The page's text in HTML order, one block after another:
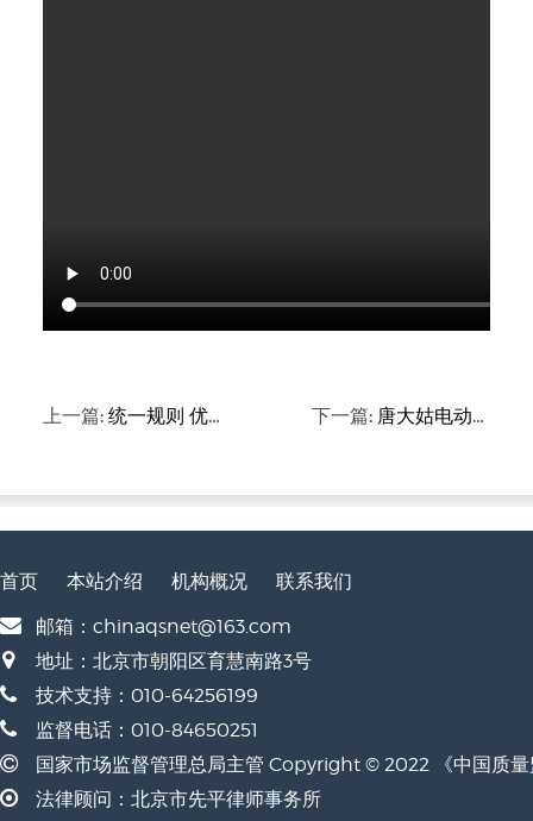
上一篇: 统一规则 优化秩序 下一篇: 唐大姑电动自行车选购记
首页 本站介绍 机构概况
联系我们
邮箱：chinaqsnet@163.com
地址：北京市朝阳区育慧南路3号
技术支持：010-64256199
监督电话：010-84650251
国家市场监督管理总局主管 Copyright © 2022 《中国质
法律顾问：北京市先平律师事务所